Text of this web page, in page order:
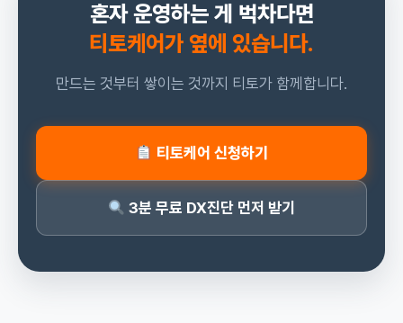
혼자 운영하는 게 벅차다면
티토케어가 옆에 있습니다.
만드는 것부터 쌓이는 것까지 티토가 함께합니다.
티토케어 신청하기
3분 무료 DX진단 먼저 받기